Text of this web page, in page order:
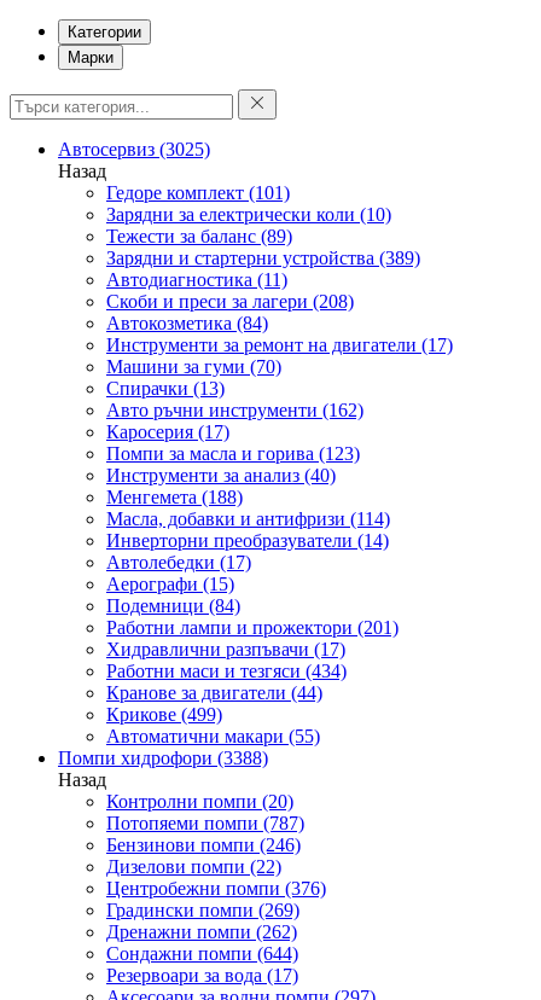
Категории
Марки
Автосервиз (3025)
Назад
Гедоре комплект (101)
Зарядни за електрически коли (10)
Тежести за баланс (89)
Зарядни и стартерни устройства (389)
Автодиагностика (11)
Скоби и преси за лагери (208)
Автокозметика (84)
Инструменти за ремонт на двигатели (17)
Машини за гуми (70)
Спирачки (13)
Авто ръчни инструменти (162)
Каросерия (17)
Помпи за масла и горива (123)
Инструменти за анализ (40)
Менгемета (188)
Масла, добавки и антифризи (114)
Инверторни преобразуватели (14)
Автолебедки (17)
Аерографи (15)
Подемници (84)
Работни лампи и прожектори (201)
Хидравлични разпъвачи (17)
Работни маси и тезгяси (434)
Кранове за двигатели (44)
Крикове (499)
Автоматични макари (55)
Помпи хидрофори (3388)
Назад
Контролни помпи (20)
Потопяеми помпи (787)
Бензинови помпи (246)
Дизелови помпи (22)
Центробежни помпи (376)
Градински помпи (269)
Дренажни помпи (262)
Сондажни помпи (644)
Резервоари за вода (17)